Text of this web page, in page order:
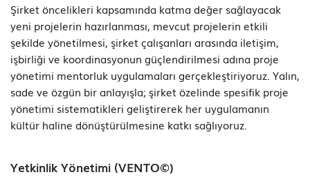
Şirket öncelikleri kapsamında katma değer sağlayacak
yeni projelerin hazırlanması, mevcut projelerin etkili
şekilde yönetilmesi, şirket çalışanları arasında iletişim,
işbirliği ve koordinasyonun güçlendirilmesi adına proje
yönetimi mentorluk uygulamaları gerçekleştiriyoruz. Yalın,
sade ve özgün bir anlayışla; şirket özelinde spesifik proje
yönetimi sistematikleri geliştirerek her uygulamanın
kültür haline dönüştürülmesine katkı sağlıyoruz.
Yetkinlik Yönetimi (VENTO©)